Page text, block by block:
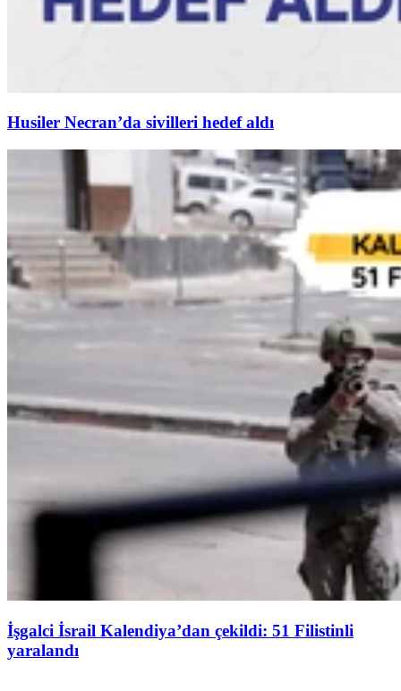
Husiler Necran’da sivilleri hedef aldı
İşgalci İsrail Kalendiya’dan çekildi: 51 Filistinli
yaralandı